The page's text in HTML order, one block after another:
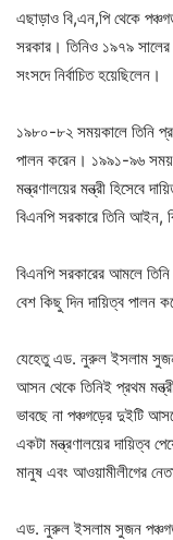
এছাড়াও বি,এন,পি থেকে
সরকার। তিনিও ১৯৭৯
সংসদে নির্বাচিত হয়েছিলেন।
১৯৮০-৮২ সময়কালে তিনি
পালন করেন। ১৯৯১-৯৬
মন্ত্রণালয়ের মন্ত্রী হিসেবে
বিএনপি সরকারে তিনি আইন,
বিএনপি সরকারের আমলে তিনি
বেশ কিছু দিন দায়িত্ব পালন
যেহেতু এড. নুরুল ইসলাম সুজন
আসন থেকে তিনিই প্রথম
ভাবছে না পঞ্চগড়ের দুইটি
একটা মন্ত্রণালয়ের দায়িত্ব
মানুষ এবং আওয়ামীলীগের
এড. নুরুল ইসলাম সুজন পঞ্চগড়